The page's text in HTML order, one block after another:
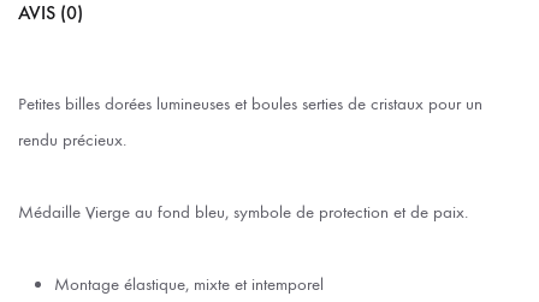
AVIS (0)
Petites billes dorées lumineuses et boules serties de cristaux pour un
rendu précieux.
Médaille Vierge au fond bleu, symbole de protection et de paix.
Montage élastique, mixte et intemporel